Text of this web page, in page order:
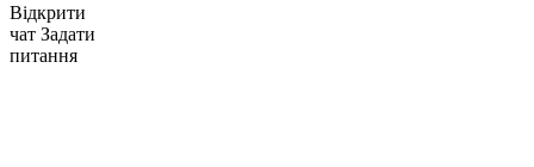
Відкрити
чат Задати
питання